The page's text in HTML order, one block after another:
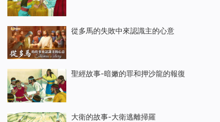
從多馬的失敗中來認識主的心意
聖經故事-暗嫩的罪和押沙龍的報復
大衛的故事-大衛逃離掃羅